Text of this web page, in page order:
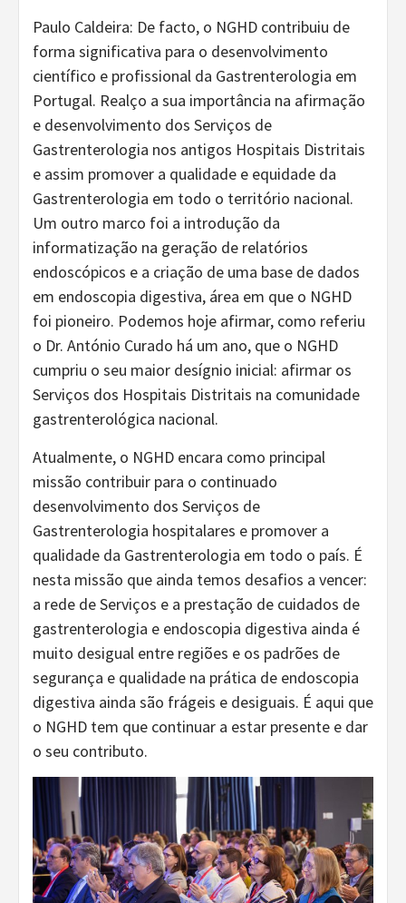
Paulo Caldeira: De facto, o NGHD contribuiu de
forma significativa para o desenvolvimento
científico e profissional da Gastrenterologia em
Portugal. Realço a sua importância na afirmação
e desenvolvimento dos Serviços de
Gastrenterologia nos antigos Hospitais Distritais
e assim promover a qualidade e equidade da
Gastrenterologia em todo o território nacional.
Um outro marco foi a introdução da
informatização na geração de relatórios
endoscópicos e a criação de uma base de dados
em endoscopia digestiva, área em que o NGHD
foi pioneiro. Podemos hoje afirmar, como referiu
o Dr. António Curado há um ano, que o NGHD
cumpriu o seu maior desígnio inicial: afirmar os
Serviços dos Hospitais Distritais na comunidade
gastrenterológica nacional.
Atualmente, o NGHD encara como principal
missão contribuir para o continuado
desenvolvimento dos Serviços de
Gastrenterologia hospitalares e promover a
qualidade da Gastrenterologia em todo o país. É
nesta missão que ainda temos desafios a vencer:
a rede de Serviços e a prestação de cuidados de
gastrenterologia e endoscopia digestiva ainda é
muito desigual entre regiões e os padrões de
segurança e qualidade na prática de endoscopia
digestiva ainda são frágeis e desiguais. É aqui que
o NGHD tem que continuar a estar presente e dar
o seu contributo.